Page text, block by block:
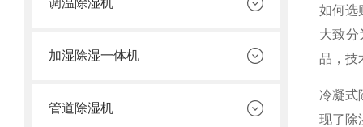
调温除湿机
加湿除湿一体机
管道除湿机
如何选
大致分
品，技
冷凝式
现了除